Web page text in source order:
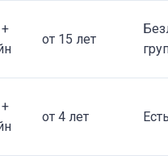
от 15 лет
от 4 лет